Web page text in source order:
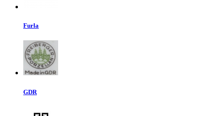
Furla
GDR